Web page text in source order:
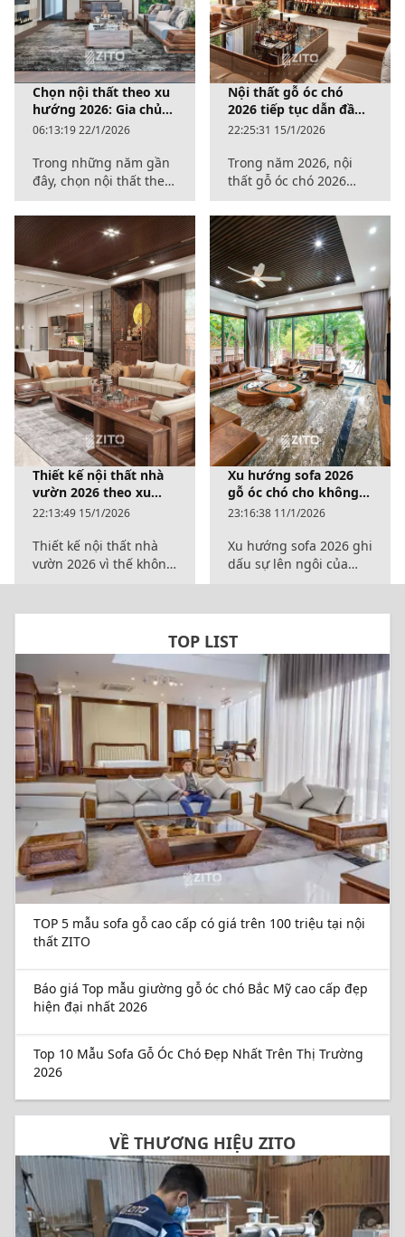
Chọn nội thất theo xu
hướng 2026: Gia chủ
nên đầu tư vào đâu?
06:13:19 22/1/2026
Trong những năm gần
đây, chọn nội thất theo
xu hướng trở thành
mối quan tâm lớn của
nhiều gia chủ khi bắt
tay hoàn thiện không
gian sống.
Nội thất gỗ óc chó
2026 tiếp tục dẫn đầu
xu hướng cao cấp
22:25:31 15/1/2026
Trong năm 2026, nội
thất gỗ óc chó 2026
tiếp tục được nhiều gia
chủ lựa chọn cho các
không gian sống cao
cấp nhờ vẻ đẹp trầm
ấm và tính ứng dụng
bền vững.
Thiết kế nội thất nhà
vườn 2026 theo xu
hướng hiện đại
22:13:49 15/1/2026
Thiết kế nội thất nhà
vườn 2026 vì thế không
đầu tư bài bản về trải
năng bền vững và
thẩm mỹ dài hạn
Xu hướng sofa 2026
gỗ óc chó cho không
gian nhà vườn biệt
23:16:38 11/1/2026
Xu hướng sofa 2026 ghi
dấu sự lên ngôi của
trải nghiệm thư giãn và
tính đồng bộ trong
tổng thể kiến trúc.
TOP LIST
TOP 5 mẫu sofa gỗ cao cấp có giá trên 100 triệu tại nội
thất ZITO
Báo giá Top mẫu giường gỗ óc chó Bắc Mỹ cao cấp đẹp
hiện đại nhất 2026
Top 10 Mẫu Sofa Gỗ Óc Chó Đẹp Nhất Trên Thị Trường
2026
VỀ THƯƠNG HIỆU ZITO